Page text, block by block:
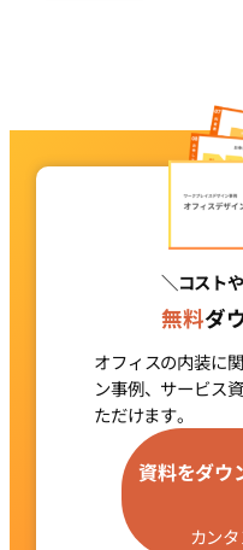
＼コスト
無料ダ
オフィスの内装に
ン事例、サービス
ただけます。
資料をダウ
カン
グ
ル
ー
プ